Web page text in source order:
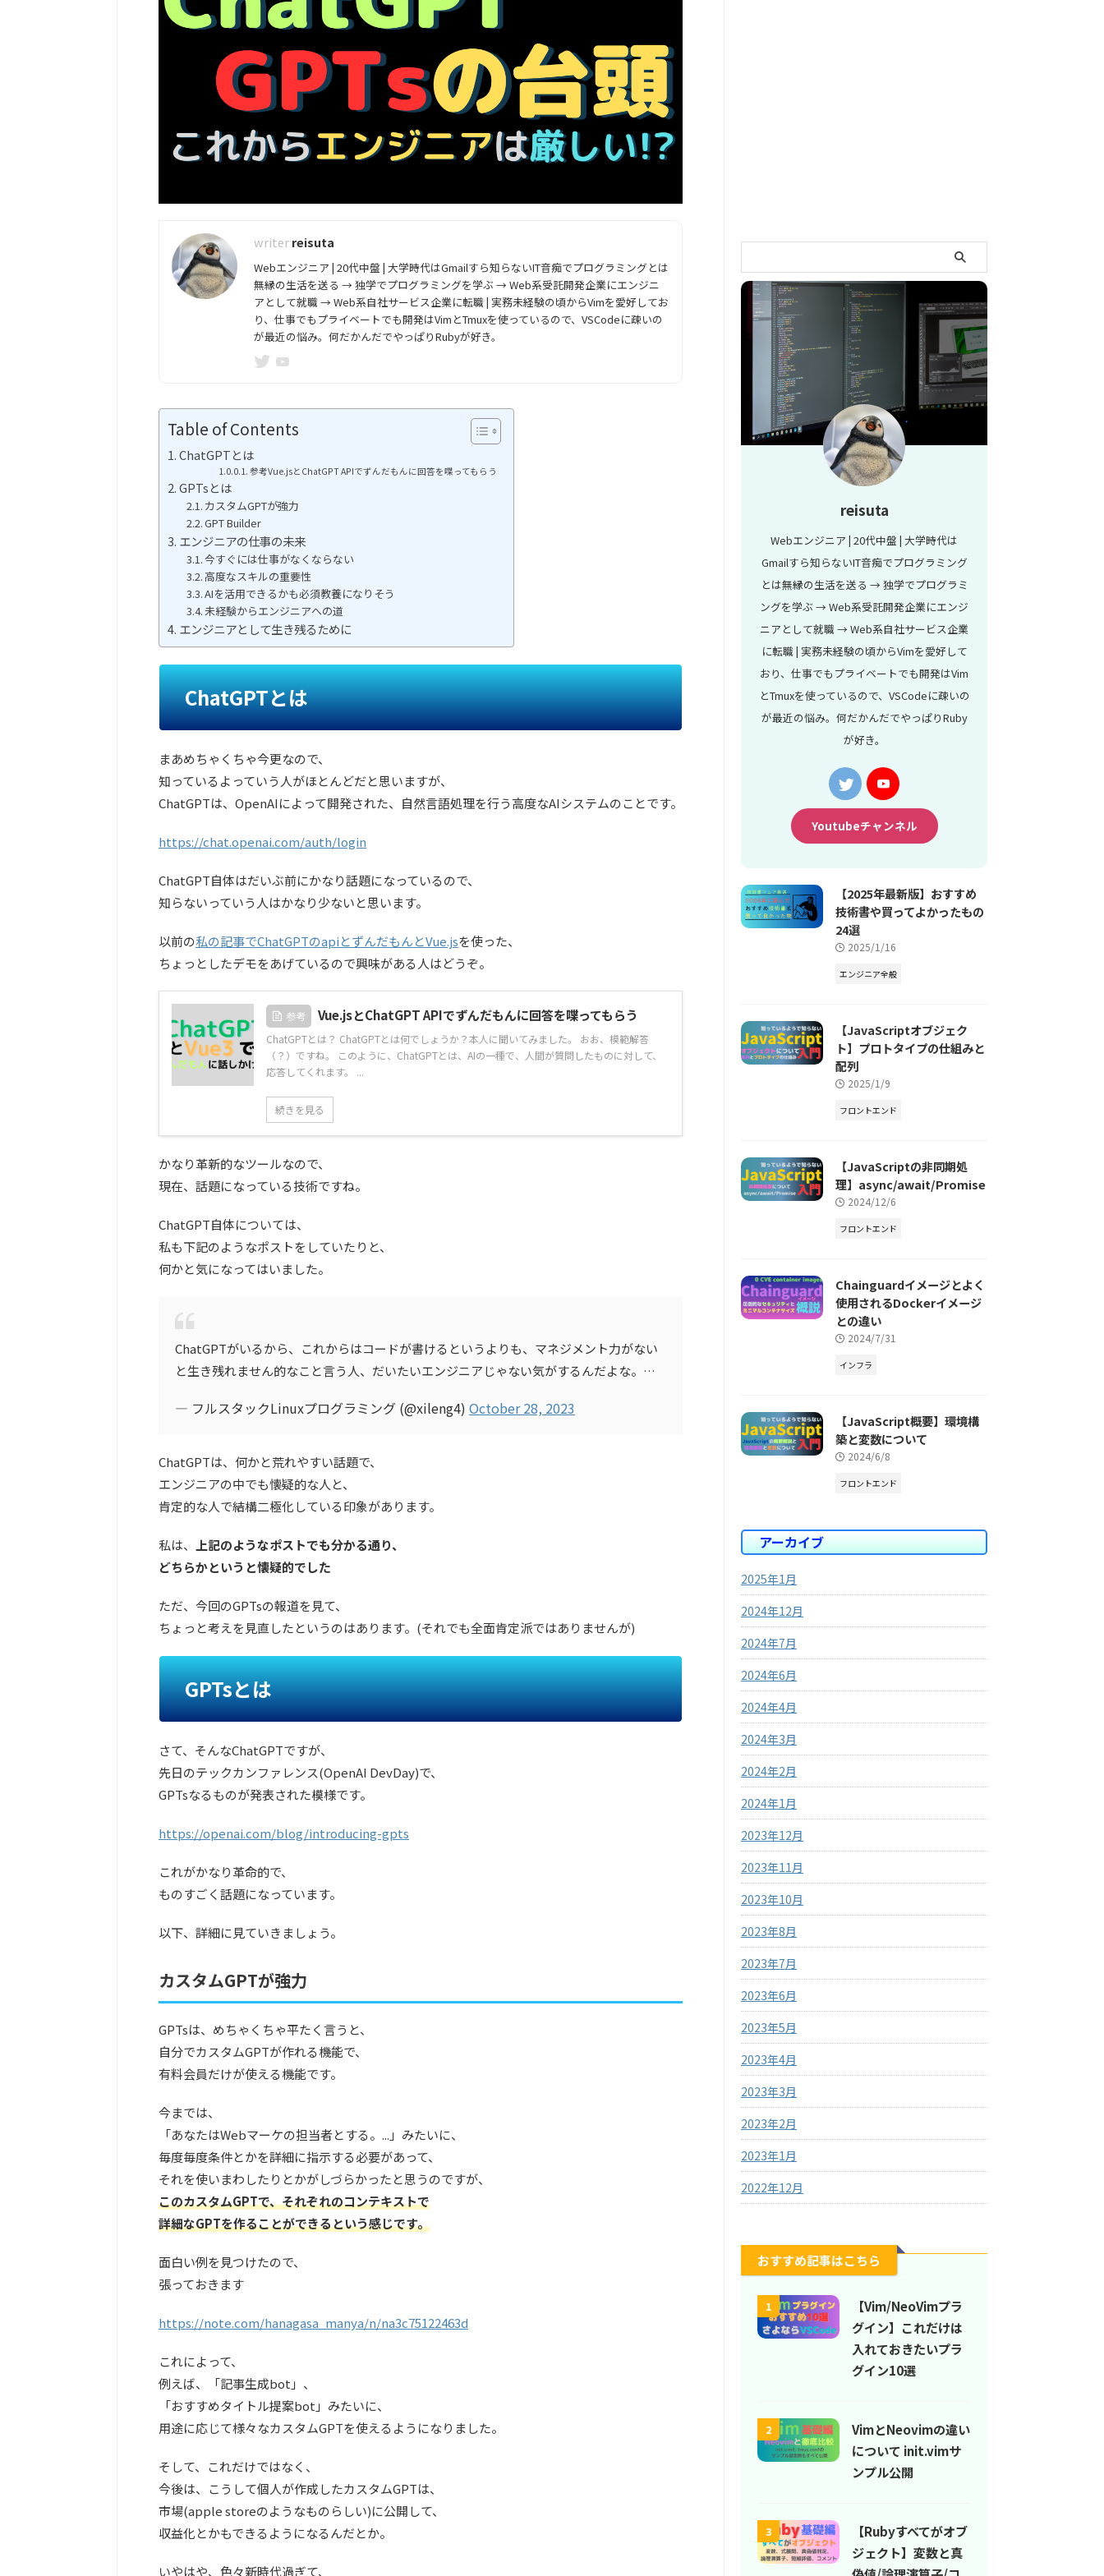
reisuta
Webエンジニア | 20代中盤 | 大学時代はGmailすら知らないIT音痴でプログラミングとは
無縁の生活を送る → 独学でプログラミングを学ぶ → Web系受託開発企業にエンジニ
アとして就職 → Web系自社サービス企業に転職 | 実務未経験の頃からVimを愛好してお
り、仕事でもプライベートでも開発はVimとTmuxを使っているので、VSCodeに疎いの
が最近の悩み。何だかんだでやっぱりRubyが好き。
Table of Contents
ChatGPTとは
参考Vue.jsとChatGPT APIでずんだもんに回答を喋ってもらう
GPTsとは
カスタムGPTが強力
GPT Builder
エンジニアの仕事の未来
今すぐには仕事がなくならない
高度なスキルの重要性
AIを活用できるかも必須教養になりそう
未経験からエンジニアへの道
エンジニアとして生き残るために
ChatGPTとは
まあめちゃくちゃ今更なので、
知っているよっていう人がほとんどだと思いますが、
ChatGPTは、OpenAIによって開発された、自然言語処理を行う高度なAIシステムのことです。
https://chat.openai.com/auth/login
ChatGPT自体はだいぶ前にかなり話題になっているので、
知らないっていう人はかなり少ないと思います。
以前の私の記事でChatGPTのapiとずんだもんとVue.jsを使った、
ちょっとしたデモをあげているので興味がある人はどうぞ。
参考 Vue.jsとChatGPT APIでずんだもんに回答を喋ってもらう
ChatGPTとは？ ChatGPTとは何でしょうか？本人に聞いてみました。 おお、模範解答
（？）ですね。 このように、ChatGPTとは、AIの一種で、人間が質問したものに対して、
応答してくれます。 ...
続きを見る
かなり革新的なツールなので、
現在、話題になっている技術ですね。
ChatGPT自体については、
私も下記のようなポストをしていたりと、
何かと気になってはいました。
ChatGPTがいるから、これからはコードが書けるというよりも、マネジメント力がない
と生き残れません的なこと言う人、だいたいエンジニアじゃない気がするんだよな。…
— フルスタックLinuxプログラミング (@xileng4) October 28, 2023
ChatGPTは、何かと荒れやすい話題で、
エンジニアの中でも懐疑的な人と、
肯定的な人で結構二極化している印象があります。
私は、
上記のようなポストでも分かる通り、
どちらかというと懐疑的でした
ただ、今回のGPTsの報道を見て、
ちょっと考えを見直したというのはあります。(それでも全面肯定派ではありませんが)
GPTsとは
さて、そんなChatGPTですが、
先日のテックカンファレンス(OpenAI DevDay)で、
GPTsなるものが発表された模様です。
https://openai.com/blog/introducing-gpts
これがかなり革命的で、
ものすごく話題になっています。
以下、詳細に見ていきましょう。
カスタムGPTが強力
GPTsは、めちゃくちゃ平たく言うと、
自分でカスタムGPTが作れる機能で、
有料会員だけが使える機能です。
今までは、
「あなたはWebマーケの担当者とする。...」みたいに、
毎度毎度条件とかを詳細に指示する必要があって、
それを使いまわしたりとかがしづらかったと思うのですが、
このカスタムGPTで、それぞれのコンテキストで
詳細なGPTを作ることができるという感じです。
面白い例を見つけたので、
張っておきます
https://note.com/hanagasa_manya/n/na3c75122463d
これによって、
例えば、「記事生成bot」、
「おすすめタイトル提案bot」みたいに、
用途に応じて様々なカスタムGPTを使えるようになりました。
そして、これだけではなく、
今後は、こうして個人が作成したカスタムGPTは、
市場(apple storeのようなものらしい)に公開して、
収益化とかもできるようになるんだとか。
いやはや、色々新時代過ぎて、
reisuta
Webエンジニア | 20代中盤 | 大学時代は
Gmailすら知らないIT音痴でプログラミング
とは無縁の生活を送る → 独学でプログラミ
ングを学ぶ → Web系受託開発企業にエンジ
ニアとして就職 → Web系自社サービス企業
に転職 | 実務未経験の頃からVimを愛好して
おり、仕事でもプライベートでも開発はVim
とTmuxを使っているので、VSCodeに疎いの
が最近の悩み。何だかんだでやっぱりRuby
が好き。
Youtubeチャンネル
【2025年最新版】おすすめ
技術書や買ってよかったもの
24選
2025/1/16
エンジニア全般
【JavaScriptオブジェク
ト】プロトタイプの仕組みと
配列
2025/1/9
フロントエンド
【JavaScriptの非同期処
理】async/await/Promise
2024/12/6
フロントエンド
Chainguardイメージとよく
使用されるDockerイメージ
との違い
2024/7/31
インフラ
【JavaScript概要】環境構
築と変数について
2024/6/8
フロントエンド
アーカイブ
2025年1月
2024年12月
2024年7月
2024年6月
2024年4月
2024年3月
2024年2月
2024年1月
2023年12月
2023年11月
2023年10月
2023年8月
2023年7月
2023年6月
2023年5月
2023年4月
2023年3月
2023年2月
2023年1月
2022年12月
おすすめ記事はこちら
1
【Vim/NeoVimプラ
グイン】これだけは
入れておきたいプラ
グイン10選
2
VimとNeovimの違い
について init.vimサ
ンプル公開
3
【Rubyすべてがオブ
ジェクト】変数と真